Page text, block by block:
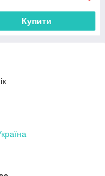
Купити